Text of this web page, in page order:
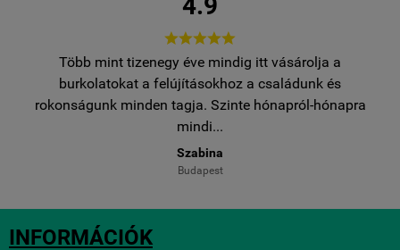
4.9

Több mint tizenegy éve mindig itt vásárolja a
burkolatokat a felújításokhoz a családunk és
rokonságunk minden tagja. Szinte hónapról-hónapra
mindi...
Szabina
Budapest
INFORMÁCIÓK